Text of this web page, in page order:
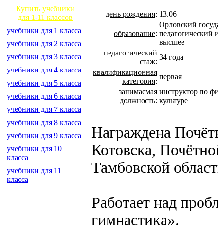
Купить учебники
для 1-11 классов
учебники для 1 класса
учебники для 2 класса
учебники для 3 класса
учебники для 4 класса
учебники для 5 класса
учебники для 6 класса
учебники для 7 класса
учебники для 8 класса
учебники для 9 класса
учебники для 10
класса
учебники для 11
класса
день рождения: 13.06
образование:
Орловский
педагогический
высшее
педагогический
стаж:
34 года
квалификационная
категория:
первая
занимаемая
должность:
инструктор по
культуре
Награждена
Котовска,
Тамбовской
Работает над
гимнастика».